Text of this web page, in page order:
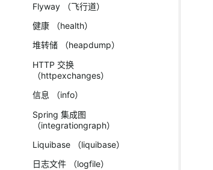
Flyway （飞行道）
健康 （health）
堆转储 （heapdump）
HTTP 交换
（httpexchanges）
信息 （info）
Spring 集成图
（integrationgraph）
Liquibase （liquibase）
日志文件 （logfile）